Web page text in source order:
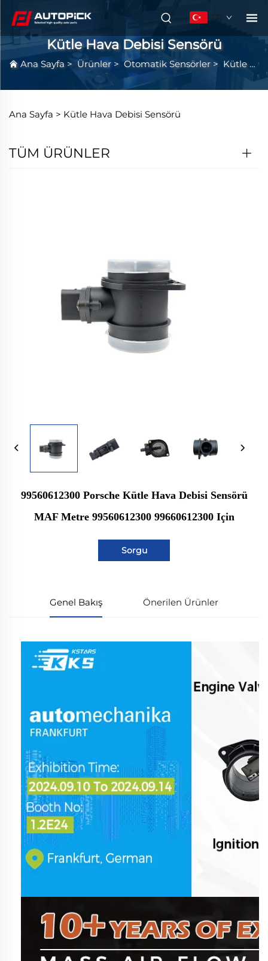
TR
Kütle Hava Debisi Sensörü
Ana Sayfa> Ürünler >Otomatik Sensörler > Kütle Hava Debisi Sensörü
Ana Sayfa > Kütle Hava Debisi Sensörü
TÜM ÜRÜNLER
99560612300 Porsche Kütle Hava Debisi Sensörü
MAF Metre 99560612300 99660612300 Için
Sorgu
Genel Bakış Önerilen Ürünler